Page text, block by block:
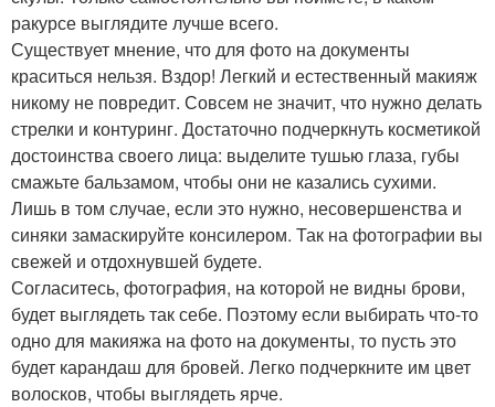
ракурсе выглядите лучше всего.
Существует мнение, что для фото на документы
краситься нельзя. Вздор! Легкий и естественный макияж
никому не повредит. Совсем не значит, что нужно делать
стрелки и контуринг. Достаточно подчеркнуть косметикой
достоинства своего лица: выделите тушью глаза, губы
смажьте бальзамом, чтобы они не казались сухими.
Лишь в том случае, если это нужно, несовершенства и
синяки замаскируйте консилером. Так на фотографии вы
свежей и отдохнувшей будете.
Согласитесь, фотография, на которой не видны брови,
будет выглядеть так себе. Поэтому если выбирать что-то
одно для макияжа на фото на документы, то пусть это
будет карандаш для бровей. Легко подчеркните им цвет
волосков, чтобы выглядеть ярче.